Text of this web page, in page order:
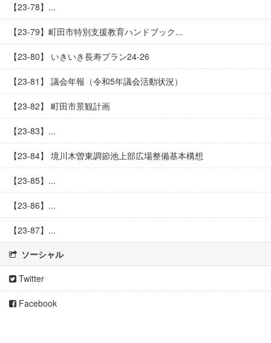
【23-78】...
【23-79】町田市特別支援教育ハンドブック...
【23-80】 いきいき長寿プラン24-26
【23-81】 議会年報（令和5年議会活動状況）
【23-82】 町田市景観計画
【23-83】...
【23-84】 境川木曽東調節池上部広場整備基本構想
【23-85】...
【23-86】...
【23-87】...
ソーシャル
Twitter
Facebook